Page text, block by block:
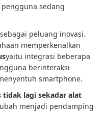
sedang
peluang inovasi.
memperkenalkan
yaitu integrasi beberapa
berinteraksi
smartphone.
tidak lagi sekadar alat
menjadi pendamping